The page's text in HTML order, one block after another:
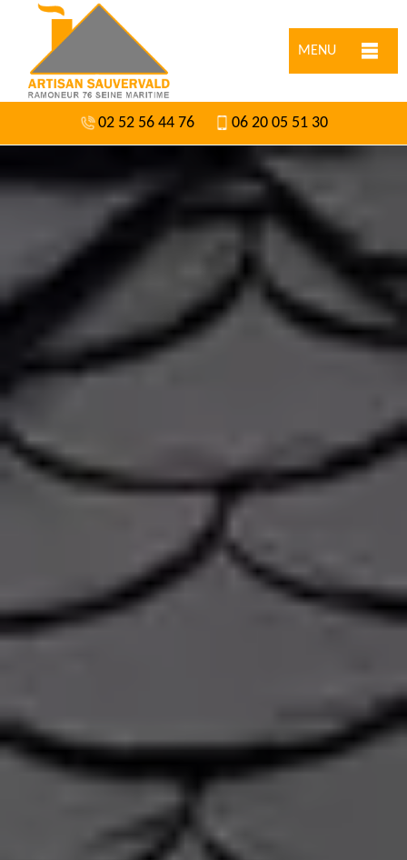
MENU
02 52 56 44 76 06 20 05 51 30